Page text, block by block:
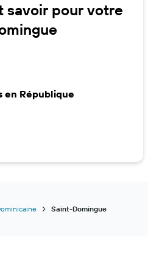
savoir pour votre
en République
Saint-Domingue